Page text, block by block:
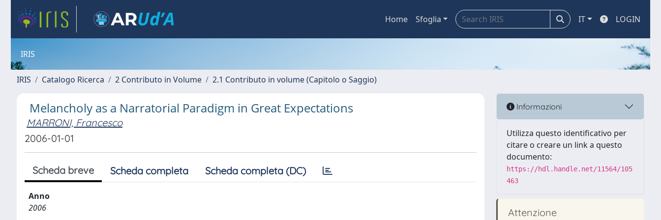
Home Sfoglia IT LOGIN
IRIS
IRIS Catalogo Ricerca 2 Contributo in Volume 2.1 Contributo in volume (Capitolo o Saggio)
Melancholy as a Narratorial Paradigm in Great Expectations
MARRONI, Francesco
2006-01-01
Scheda breve Scheda completa Scheda completa (DC)
Anno
2006
Informazioni
Utilizza questo identificativo per
citare o creare un link a questo
documento:
https://hdl.handle.net/11564/105
463
Attenzione